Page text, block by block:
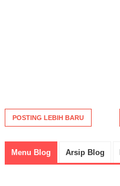
POSTING LEBIH BARU
Menu Blog Arsip Blog